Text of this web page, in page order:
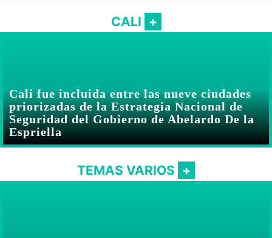
CALI
Cali fue incluida entre las nueve ciudades
priorizadas de la Estrategia Nacional de
Seguridad del Gobierno de Abelardo De la
Espriella
TEMAS VARIOS